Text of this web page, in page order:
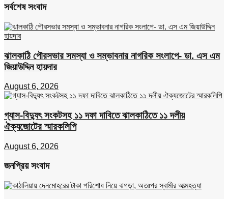
সর্বশেষ সংবাদ
ঝালকাঠি পৌরসভার সমস্যা ও সম্ভাবনার নাগরিক সংলাপে- ডা. এস এম
জিয়াউদ্দিন হায়দার
August 6, 2026
গ্যাস-বিদ্যুৎ সংকটসহ ১১ দফা দাবিতে ঝালকাঠিতে ১১ দলীয়
ঐক্যজোটের স্মারকলিপি
August 6, 2026
জনপ্রিয় সংবাদ